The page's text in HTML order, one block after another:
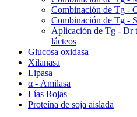
Combinación de Tg -
Combinación de Tg -
Aplicación de Tg - Dr
lácteos
Glucosa oxidasa
Xilanasa
Lipasa
α - Amilasa
Lías Rojas
Proteína de soja aislada